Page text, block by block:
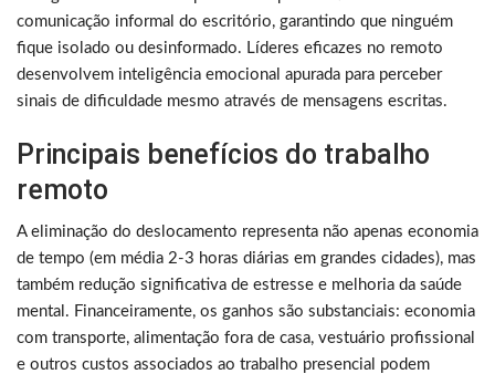
comunicação informal do escritório, garantindo que ninguém
fique isolado ou desinformado. Líderes eficazes no remoto
desenvolvem inteligência emocional apurada para perceber
sinais de dificuldade mesmo através de mensagens escritas.
Principais benefícios do trabalho
remoto
A eliminação do deslocamento representa não apenas economia
de tempo (em média 2-3 horas diárias em grandes cidades), mas
também redução significativa de estresse e melhoria da saúde
mental. Financeiramente, os ganhos são substanciais: economia
com transporte, alimentação fora de casa, vestuário profissional
e outros custos associados ao trabalho presencial podem